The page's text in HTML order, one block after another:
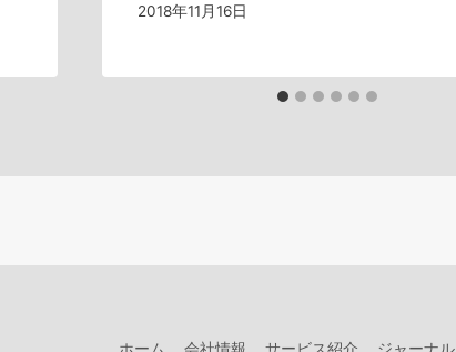
2018年11月16日